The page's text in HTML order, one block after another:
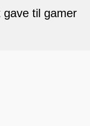
gave til gamer